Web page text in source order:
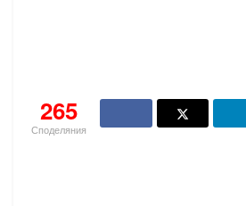
265
Споделяния